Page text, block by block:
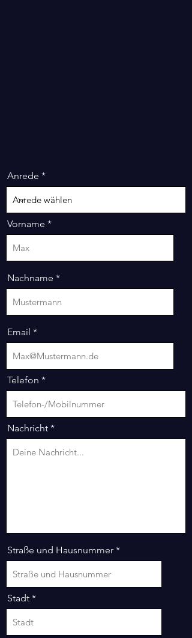
Anrede
Vorname
Nachname
Email
Telefon
Nachricht
Straße und Hausnummer
Stadt